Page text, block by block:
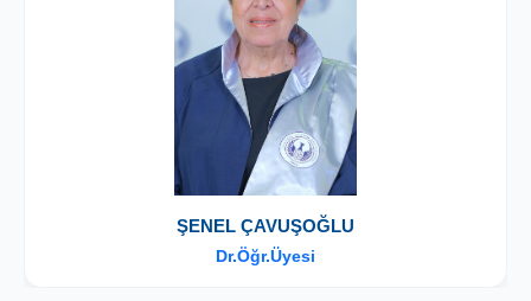
ŞENEL ÇAVUŞOĞLU
Dr.Öğr.Üyesi